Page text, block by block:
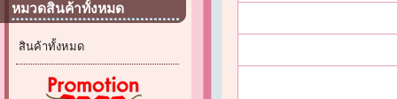
หมวดสินค้าทั้งหมด
สินค้าทั้งหมด